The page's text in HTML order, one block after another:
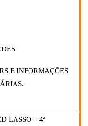
E INFORMAÇÕES
LASSO – 4ª